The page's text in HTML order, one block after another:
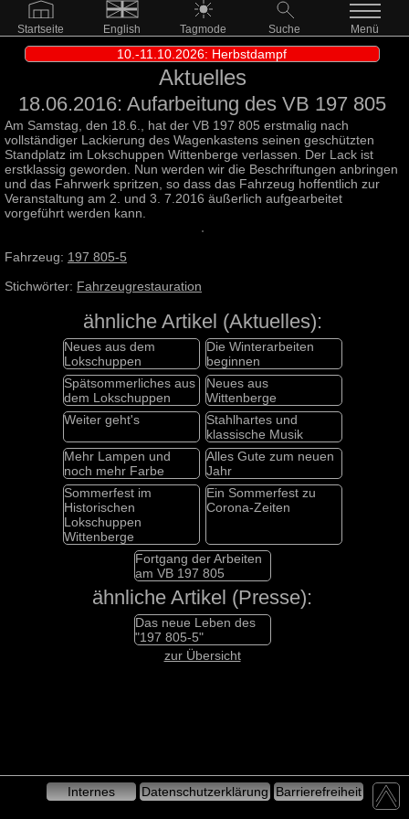
Startseite English Tagmode Suche Menü
10.-11.10.2026: Herbstdampf
Aktuelles
18.06.2016: Aufarbeitung des VB 197 805
Am Samstag, den 18.6., hat der VB 197 805 erstmalig nach
vollständiger Lackierung des Wagenkastens seinen geschützten
Standplatz im Lokschuppen Wittenberge verlassen. Der Lack ist
erstklassig geworden. Nun werden wir die Beschriftungen anbringen
und das Fahrwerk spritzen, so dass das Fahrzeug hoffentlich zur
Veranstaltung am 2. und 3. 7.2016 äußerlich aufgearbeitet
vorgeführt werden kann.
Fahrzeug: 197 805-5
Stichwörter: Fahrzeugrestauration
ähnliche Artikel (Aktuelles):
Neues aus dem
Lokschuppen
Die Winterarbeiten
beginnen
Spätsommerliches aus
dem Lokschuppen
Neues aus
Wittenberge
Weiter geht's
Stahlhartes und
klassische Musik
Mehr Lampen und
noch mehr Farbe
Alles Gute zum neuen
Jahr
Sommerfest im
Historischen
Lokschuppen
Wittenberge
Ein Sommerfest zu
Corona-Zeiten
Fortgang der Arbeiten
am VB 197 805
ähnliche Artikel (Presse):
Das neue Leben des
"197 805-5"
zur Übersicht
Internes Datenschutzerklärung Barrierefreiheit